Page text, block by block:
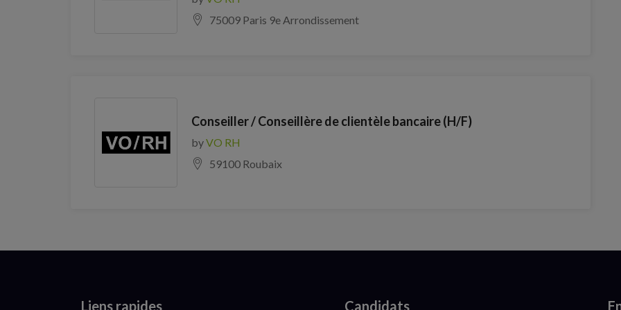
75009 Paris 9e Arrondissement
Conseiller / Conseillère de clientèle bancaire (H/F)
byVO RH
59100 Roubaix
Liens rapides Candidats